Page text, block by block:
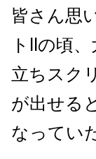
皆さん思
トIIの頃
立ちスク
が出せる
なってい